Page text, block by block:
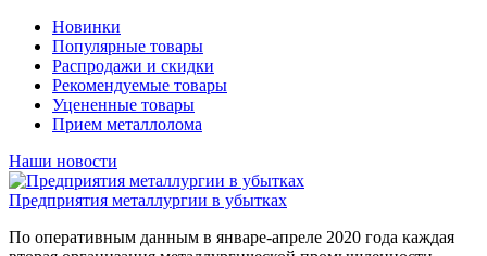
Новинки
Популярные товары
Распродажи и скидки
Рекомендуемые товары
Уцененные товары
Прием металлолома
Наши новости
Предприятия металлургии в убытках
По оперативным данным в январе-апреле 2020 года каждая